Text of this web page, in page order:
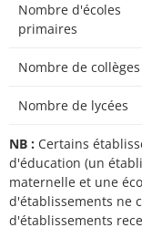
Nombre d'écoles
primaires
Nombre de collèges
Nombre de lycées
NB : Certains
d'éducation (un
maternelle et une
d'établissements ne
d'établissements